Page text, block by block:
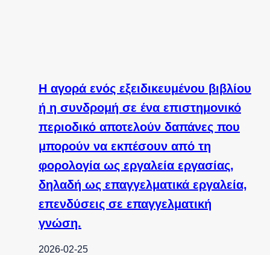
Η αγορά ενός εξειδικευμένου βιβλίου
ή η συνδρομή σε ένα επιστημονικό
περιοδικό αποτελούν δαπάνες που
μπορούν να εκπέσουν από τη
φορολογία ως εργαλεία εργασίας,
δηλαδή ως επαγγελματικά εργαλεία,
επενδύσεις σε επαγγελματική
γνώση.
2026-02-25